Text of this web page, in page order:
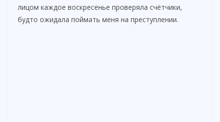
лицом каждое воскресенье проверяла счётчики,
будто ожидала поймать меня на преступлении.